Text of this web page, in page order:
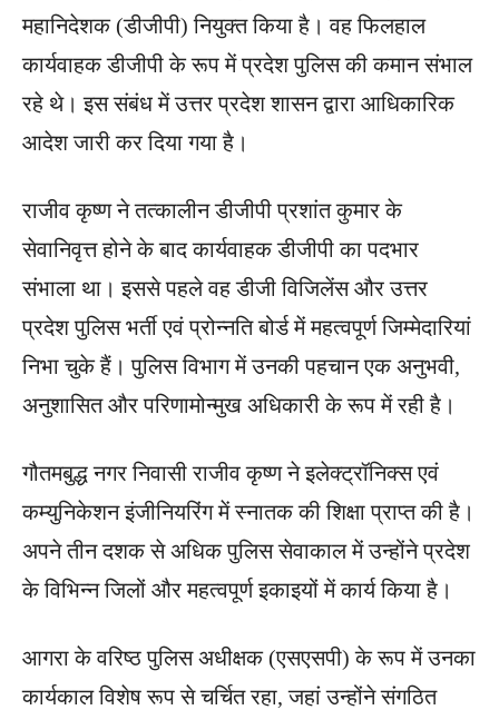
महानिदेशक (डीजीपी) नियुक्त किया है। वह फिलहाल
कार्यवाहक डीजीपी के रूप में प्रदेश पुलिस की कमान संभाल
रहे थे। इस संबंध में उत्तर प्रदेश शासन द्वारा आधिकारिक
आदेश जारी कर दिया गया है।
राजीव कृष्ण ने तत्कालीन डीजीपी प्रशांत कुमार के
सेवानिवृत्त होने के बाद कार्यवाहक डीजीपी का पदभार
संभाला था। इससे पहले वह डीजी विजिलेंस और उत्तर
प्रदेश पुलिस भर्ती एवं प्रोन्नति बोर्ड में महत्वपूर्ण जिम्मेदारियां
निभा चुके हैं। पुलिस विभाग में उनकी पहचान एक अनुभवी,
अनुशासित और परिणामोन्मुख अधिकारी के रूप में रही है।
गौतमबुद्ध नगर निवासी राजीव कृष्ण ने इलेक्ट्रॉनिक्स एवं
कम्युनिकेशन इंजीनियरिंग में स्नातक की शिक्षा प्राप्त की है।
अपने तीन दशक से अधिक पुलिस सेवाकाल में उन्होंने प्रदेश
के विभिन्न जिलों और महत्वपूर्ण इकाइयों में कार्य किया है।
आगरा के वरिष्ठ पुलिस अधीक्षक (एसएसपी) के रूप में उनका
कार्यकाल विशेष रूप से चर्चित रहा, जहां उन्होंने संगठित